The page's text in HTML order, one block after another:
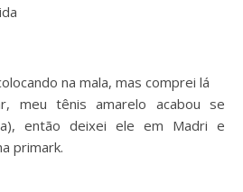
na mala, mas comprei lá
meu tênis amarelo acabou se
então deixei ele em Madri e
primark.